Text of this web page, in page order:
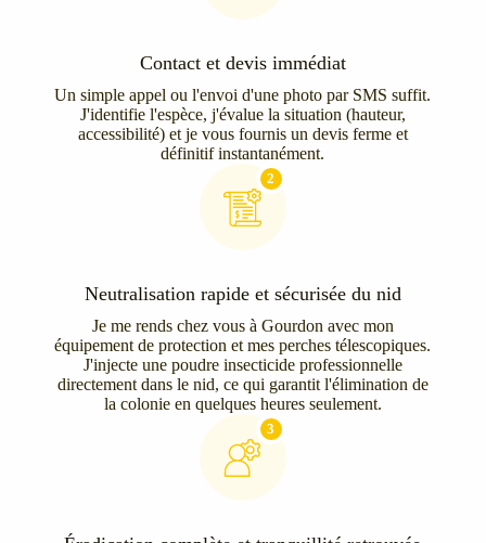
Contact et devis immédiat
Un simple appel ou l'envoi d'une photo par SMS suffit.
J'identifie l'espèce, j'évalue la situation (hauteur,
accessibilité) et je vous fournis un devis ferme et
définitif instantanément.
2
Neutralisation rapide et sécurisée du nid
Je me rends chez vous à Gourdon avec mon
équipement de protection et mes perches télescopiques.
J'injecte une poudre insecticide professionnelle
directement dans le nid, ce qui garantit l'élimination de
la colonie en quelques heures seulement.
3